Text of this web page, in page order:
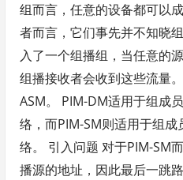
组而言，任意的设备都可以
者而言，它们事先并不知晓
入了一个组播组，当任意的
组播接收者会收到这些流量
ASM。 PIM-DM适用于组成
络，而PIM-SM则适用于组
络。 引入问题 对于PIM-SM
播源的地址，因此最后一跳